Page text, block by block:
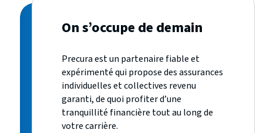
On s’occupe de demain
Precura est un partenaire fiable et
expérimenté qui propose des assurances
individuelles et collectives revenu
garanti, de quoi profiter d’une
tranquillité financière tout au long de
votre carrière.